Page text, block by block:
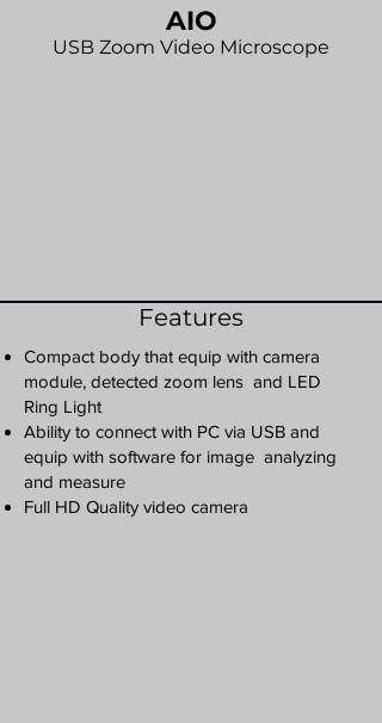
AIO
USB Zoom Video Microscope
Features
Compact body that equip with camera
module, detected zoom lens and LED
Ring Light
Ability to connect with PC via USB and
equip with software for image analyzing
and measure
Full HD Quality video camera